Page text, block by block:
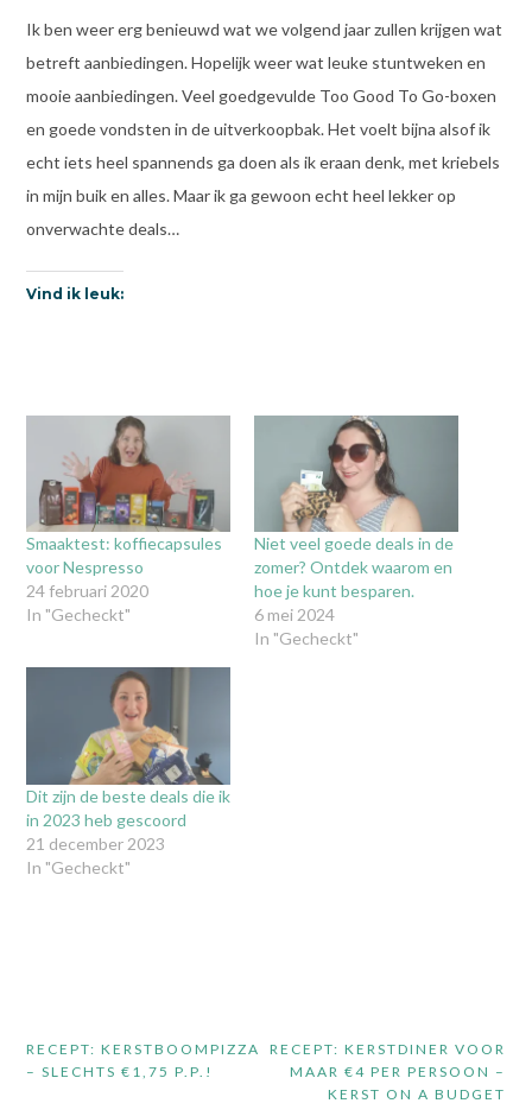
Ik ben weer erg benieuwd wat we volgend jaar zullen krijgen wat
betreft aanbiedingen. Hopelijk weer wat leuke stuntweken en
mooie aanbiedingen. Veel goedgevulde Too Good To Go-boxen
en goede vondsten in de uitverkoopbak. Het voelt bijna alsof ik
echt iets heel spannends ga doen als ik eraan denk, met kriebels
in mijn buik en alles. Maar ik ga gewoon echt heel lekker op
onverwachte deals…
Vind ik leuk:
Smaaktest: koffiecapsules
voor Nespresso
24 februari 2020
In "Gecheckt"
Niet veel goede deals in de
zomer? Ontdek waarom en
hoe je kunt besparen.
6 mei 2024
In "Gecheckt"
Dit zijn de beste deals die ik
in 2023 heb gescoord
21 december 2023
In "Gecheckt"
navigatie
RECEPT: KERSTDINER VOOR
MAAR €4 PER PERSOON –
KERST ON A BUDGET
RECEPT: KERSTBOOMPIZZA
– SLECHTS €1,75 P.P.!